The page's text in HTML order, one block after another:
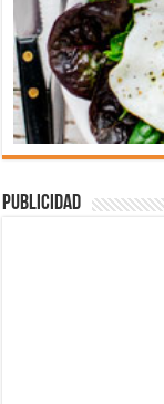
Publicidad